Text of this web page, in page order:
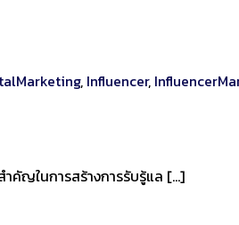
, Influencer,
คัญในการสร้างการรับรู้แล […]